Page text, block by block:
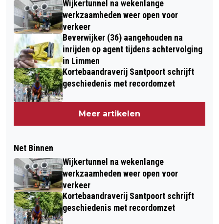
Wijkertunnel na wekenlange
werkzaamheden weer open voor
verkeer
Beverwijker (36) aangehouden na
inrijden op agent tijdens achtervolging
in Limmen
Kortebaandraverij Santpoort schrijft
geschiedenis met recordomzet
Meer artikelen
Net Binnen
Wijkertunnel na wekenlange
werkzaamheden weer open voor
verkeer
Kortebaandraverij Santpoort schrijft
geschiedenis met recordomzet